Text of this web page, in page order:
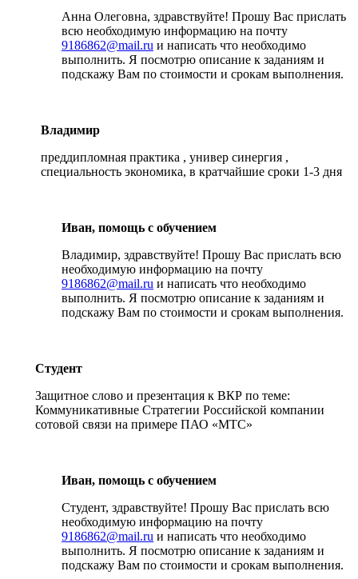
Анна Олеговна, здравствуйте! Прошу Вас прислать
всю необходимую информацию на почту
9186862@mail.ru и написать что необходимо
выполнить. Я посмотрю описание к заданиям и
подскажу Вам по стоимости и срокам выполнения.
Владимир
преддипломная практика , универ синергия ,
специальность экономика, в кратчайшие сроки 1-3 дня
Иван, помощь с обучением
Владимир, здравствуйте! Прошу Вас прислать всю
необходимую информацию на почту
9186862@mail.ru и написать что необходимо
выполнить. Я посмотрю описание к заданиям и
подскажу Вам по стоимости и срокам выполнения.
Студент
Защитное слово и презентация к ВКР по теме:
Коммуникативные Стратегии Российской компании
сотовой связи на примере ПАО «МТС»
Иван, помощь с обучением
Студент, здравствуйте! Прошу Вас прислать всю
необходимую информацию на почту
9186862@mail.ru и написать что необходимо
выполнить. Я посмотрю описание к заданиям и
подскажу Вам по стоимости и срокам выполнения.